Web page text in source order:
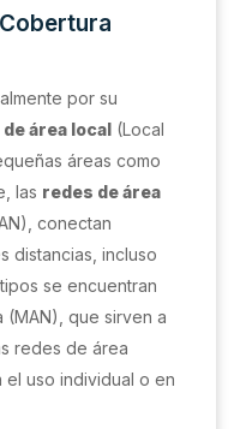
por su
área local (Local
áreas como
las redes de área
conectan
distancias, incluso
se encuentran
que sirven a
redes de área
el uso individual o en